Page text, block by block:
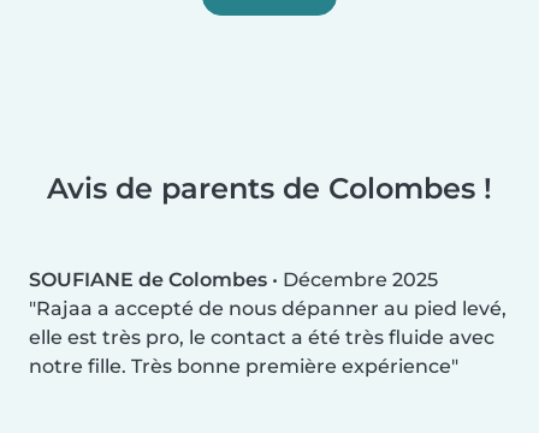
Avis de parents de Colombes !
SOUFIANE de Colombes • Décembre 2025
Rajaa a accepté de nous dépanner au pied levé,
elle est très pro, le contact a été très fluide avec
notre fille. Très bonne première expérience